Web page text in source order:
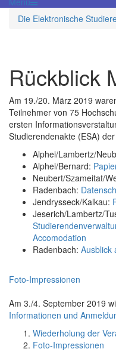
Die Elektronische
Rückblick
Am 19./20. März 2019
Teilnehmer von 75
ersten
Studierendenakte (ESA)
Alphei/Lambertz/
Alphei/Bernard:
Neubert/Szameitat/
Radenbach:
Jendrysseck/Kalkau:
Jeserich/Lambertz/
Accomodation
Radenbach: Ausblick
Foto-Impressionen
Am 3./4. September 2019
Informationen und
Wiederholung der
Foto-Impressionen